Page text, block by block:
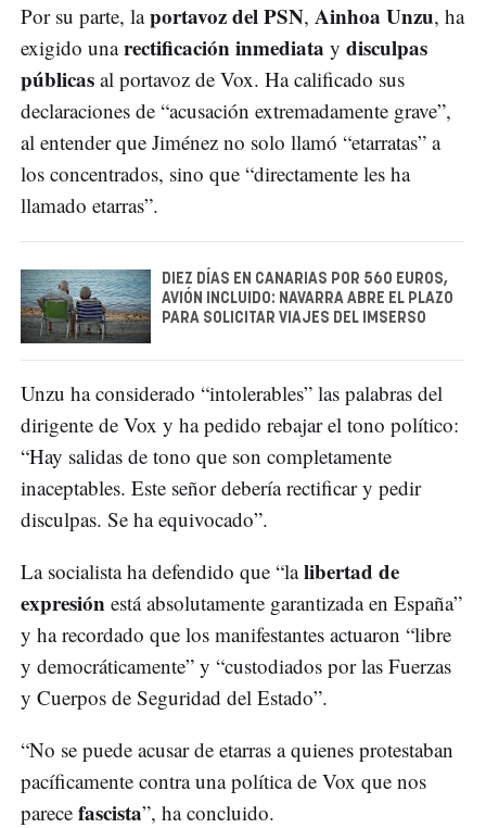
Por su parte, laportavoz del PSN, Ainhoa Unzu, ha
exigido unarectificación inmediata y disculpas
públicas al portavoz de Vox. Ha calificado sus
declaraciones de “acusación extremadamente grave”,
al entender que Jiménez no solo llamó “etarratas” a
los concentrados, sino que “directamente les ha
llamado etarras”.
DIEZ DÍAS EN CANARIAS POR 560 EUROS,
AVIÓN INCLUIDO: NAVARRA ABRE EL PLAZO
PARA SOLICITAR VIAJES DEL IMSERSO
Unzu ha considerado “intolerables” las palabras del
dirigente de Vox y ha pedido rebajar el tono político:
“Hay salidas de tono que son completamente
inaceptables. Este señor debería rectificar y pedir
disculpas. Se ha equivocado”.
La socialista ha defendido que “lalibertad de
expresión está absolutamente garantizada en España”
y ha recordado que los manifestantes actuaron “libre
y democráticamente” y “custodiados por las Fuerzas
y Cuerpos de Seguridad del Estado”.
“No se puede acusar de etarras a quienes protestaban
pacíficamente contra una política de Vox que nos
parece fascista”, ha concluido.